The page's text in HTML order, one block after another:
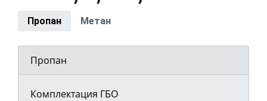
Пропан Метан
Пропан
Комплектация ГБО